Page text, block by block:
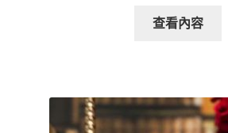
查看內容